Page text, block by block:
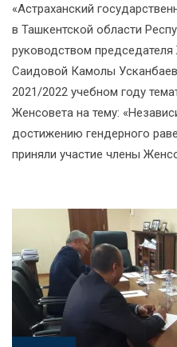
«Астраханский
в Ташкентской области
руководством
Саидовой Камолы
2021/2022 учебном году
Женсовета на тему:
достижению гендерного
приняли участие члены